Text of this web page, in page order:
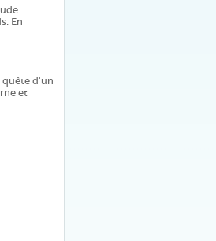
En
quête d'un
et